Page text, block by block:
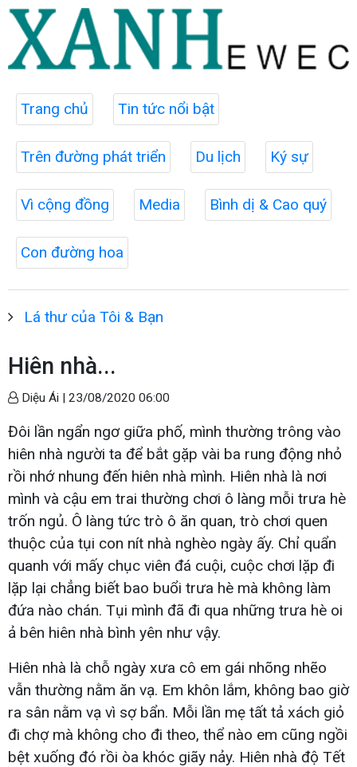
Trang chủ Tin tức nổi bật
Trên đường phát triển Du lịch Ký sự
Vì cộng đồng Media Bình dị & Cao quý
Con đường hoa
Lá thư của Tôi & Bạn
Hiên nhà...
Diệu Ái | 23/08/2020 06:00
Đôi lần ngẩn ngơ giữa phố, mình thường trông vào
hiên nhà người ta để bắt gặp vài ba rung động nhỏ
rồi nhớ nhung đến hiên nhà mình. Hiên nhà là nơi
mình và cậu em trai thường chơi ô làng mỗi trưa hè
trốn ngủ. Ô làng tức trò ô ăn quan, trò chơi quen
thuộc của tụi con nít nhà nghèo ngày ấy. Chỉ quẩn
quanh với mấy chục viên đá cuội, cuộc chơi lặp đi
lặp lại chẳng biết bao buổi trưa hè mà không làm
đứa nào chán. Tụi mình đã đi qua những trưa hè oi
ả bên hiên nhà bình yên như vậy.
Hiên nhà là chỗ ngày xưa cô em gái nhõng nhẽo
vẫn thường nằm ăn vạ. Em khôn lắm, không bao giờ
ra sân nằm vạ vì sợ bẩn. Mỗi lần mẹ tất tả xách giỏ
đi chợ mà không cho đi theo, thể nào em cũng ngồi
bệt xuống đó rồi òa khóc giãy nảy. Hiên nhà độ Tết